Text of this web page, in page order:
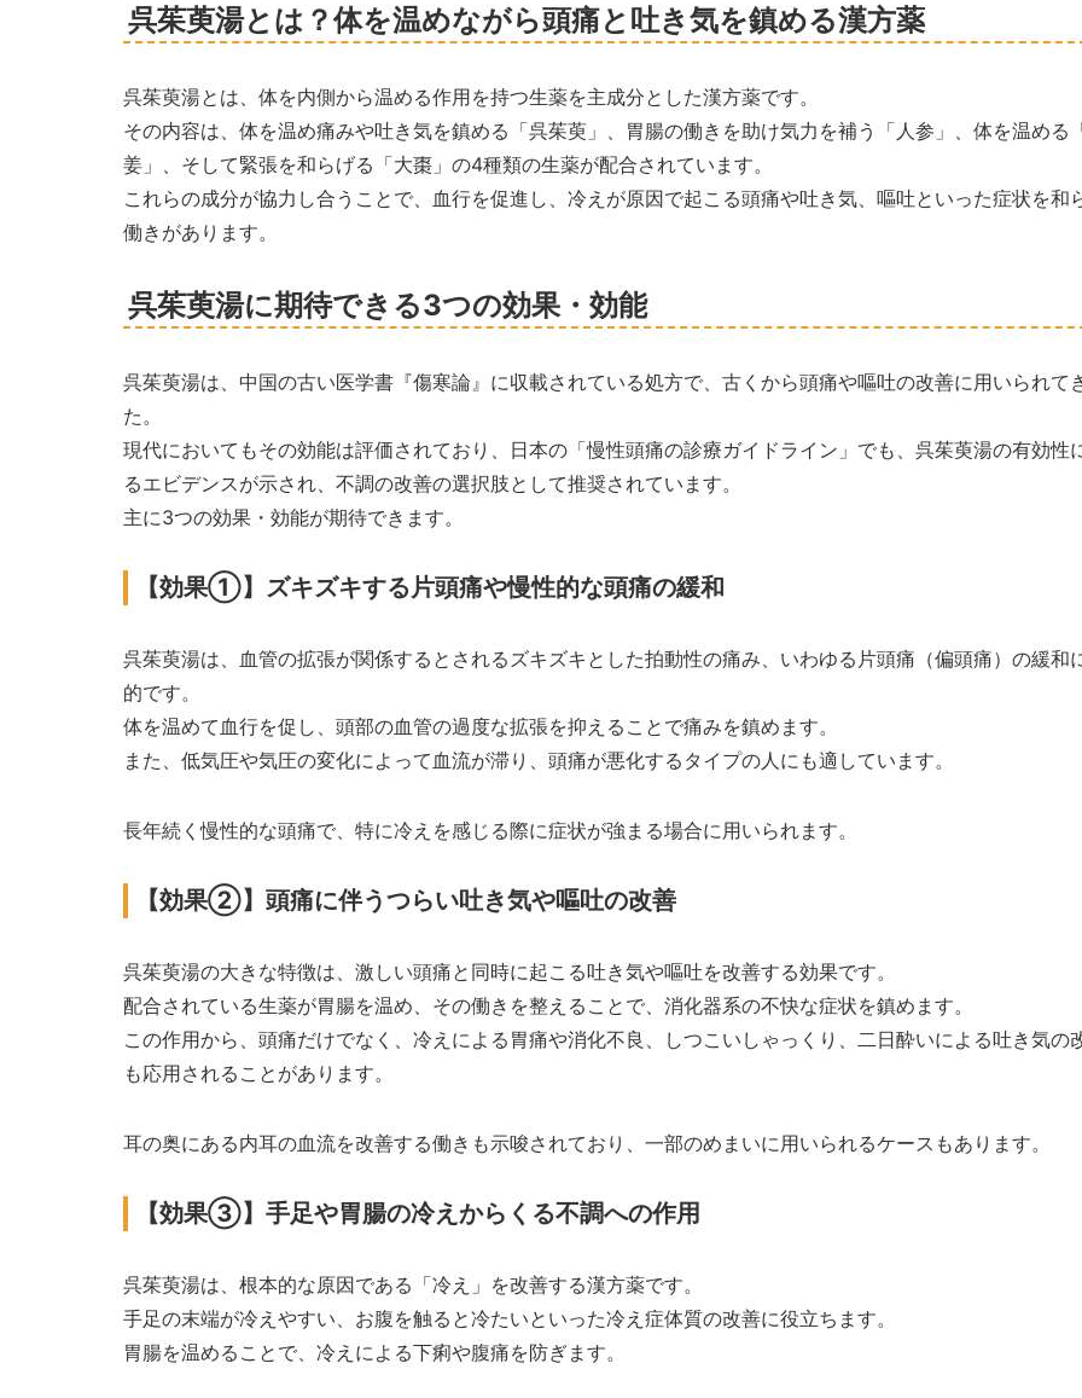
呉茱萸湯とは？体を温めながら頭痛と吐き気を鎮める漢方薬
呉茱萸湯とは、体を内側から温める作用を持つ生薬を主成分とした漢方薬です。
その内容は、体を温め痛みや吐き気を鎮める「呉茱萸」、胃腸の働きを助け気力を補う「人参」、体を温める
姜」、そして緊張を和らげる「大棗」の4種類の生薬が配合されています。
これらの成分が協力し合うことで、血行を促進し、冷えが原因で起こる頭痛や吐き気、嘔吐といった症状を和
働きがあります。
呉茱萸湯に期待できる3つの効果・効能
呉茱萸湯は、中国の古い医学書『傷寒論』に収載されている処方で、古くから頭痛や嘔吐の改善に用いられて
た。
現代においてもその効能は評価されており、日本の「慢性頭痛の診療ガイドライン」でも、呉茱萸湯の有効性
るエビデンスが示され、不調の改善の選択肢として推奨されています。
主に3つの効果・効能が期待できます。
【効果①】ズキズキする片頭痛や慢性的な頭痛の緩和
呉茱萸湯は、血管の拡張が関係するとされるズキズキとした拍動性の痛み、いわゆる片頭痛（偏頭痛）の緩和
的です。
体を温めて血行を促し、頭部の血管の過度な拡張を抑えることで痛みを鎮めます。
また、低気圧や気圧の変化によって血流が滞り、頭痛が悪化するタイプの人にも適しています。
長年続く慢性的な頭痛で、特に冷えを感じる際に症状が強まる場合に用いられます。
【効果②】頭痛に伴うつらい吐き気や嘔吐の改善
呉茱萸湯の大きな特徴は、激しい頭痛と同時に起こる吐き気や嘔吐を改善する効果です。
配合されている生薬が胃腸を温め、その働きを整えることで、消化器系の不快な症状を鎮めます。
この作用から、頭痛だけでなく、冷えによる胃痛や消化不良、しつこいしゃっくり、二日酔いによる吐き気の
も応用されることがあります。
耳の奥にある内耳の血流を改善する働きも示唆されており、一部のめまいに用いられるケースもあります。
【効果③】手足や胃腸の冷えからくる不調への作用
呉茱萸湯は、根本的な原因である「冷え」を改善する漢方薬です。
手足の末端が冷えやすい、お腹を触ると冷たいといった冷え症体質の改善に役立ちます。
胃腸を温めることで、冷えによる下痢や腹痛を防ぎます。